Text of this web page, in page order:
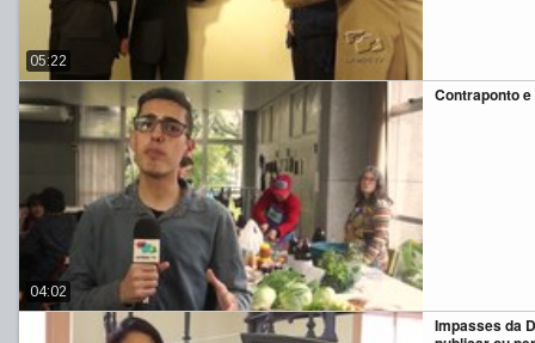
05:22
Contraponto
04:02
Impasses da